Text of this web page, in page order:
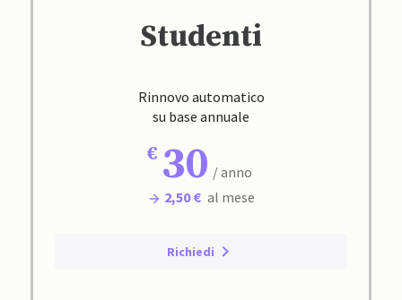
Studenti
Rinnovo automatico
su base annuale
30 / anno
2,50 € al mese
Richiedi